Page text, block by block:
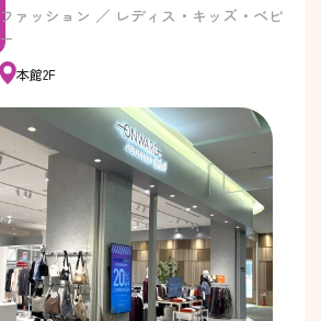
ファッション ／ レディス・キッズ・ベビ
ー
本館2F